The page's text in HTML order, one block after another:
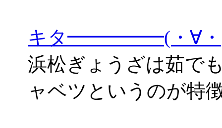
キタ━━━━━(・∀
浜松ぎょうざは茹で
ャベツというのが特